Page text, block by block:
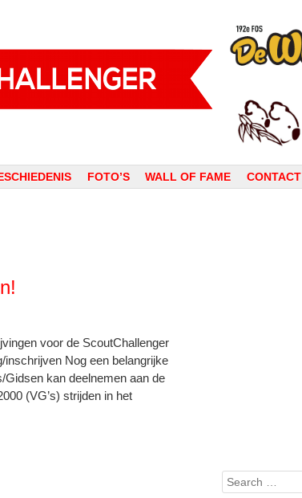
FOTO’S WALL OF FAME CONTACT
voor de ScoutChallenger
inschrijven Nog een belangrijke
kan deelnemen aan de
(VG’s) strijden in het
Search